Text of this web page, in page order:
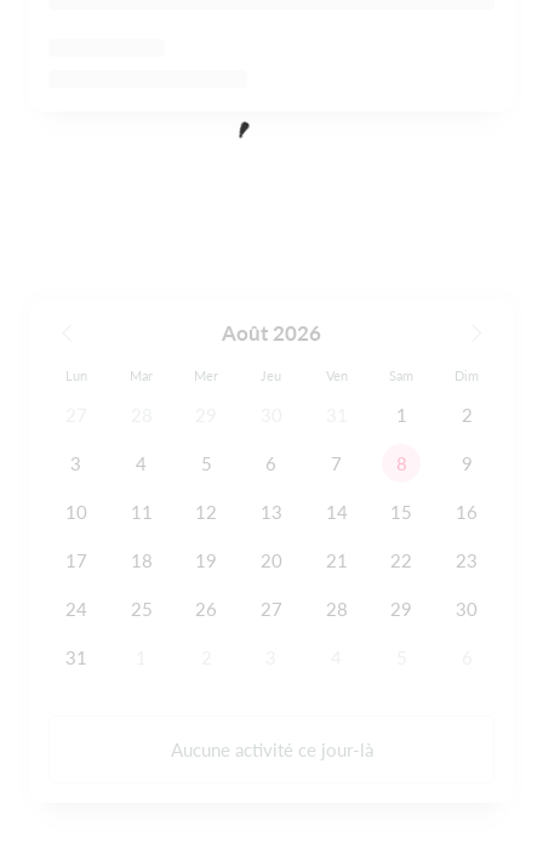
Août 2026
Lun Mar Mer Jeu Ven Sam Dim
1 2
3 4 5 6 7 8 9
10 11 12 13 14 15 16
17 18 19 20 21 22 23
24 25 26 27 28 29 30
31
Aucune activité ce jour-là